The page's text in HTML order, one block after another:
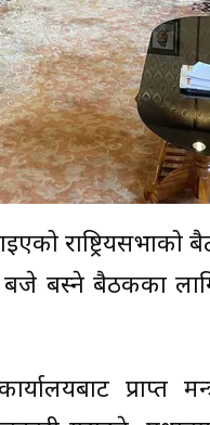
बजे बस्ने बैठकका
प्राप्त